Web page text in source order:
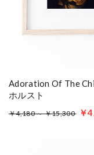
Adoration Of The
ホルスト
￥4,180 ～ ￥15,300 ￥